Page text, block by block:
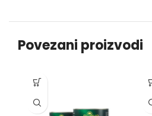
Povezani proizvodi